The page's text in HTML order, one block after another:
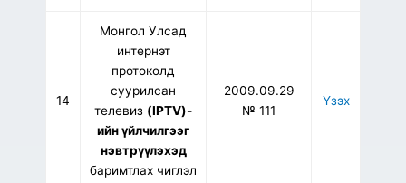
14
Монгол Улсад
интернэт
протоколд
суурилсан
телевиз (IPTV)-
ийн үйлчилгээг
нэвтрүүлэхэд
баримтлах чиглэл
2009.09.29
№ 111
Үзэх